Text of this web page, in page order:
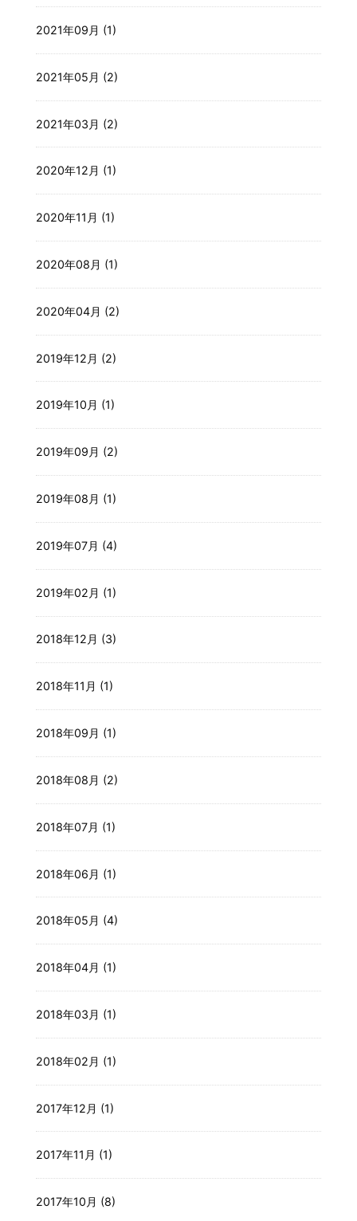
2021年09月 (1)
2021年05月 (2)
2021年03月 (2)
2020年12月 (1)
2020年11月 (1)
2020年08月 (1)
2020年04月 (2)
2019年12月 (2)
2019年10月 (1)
2019年09月 (2)
2019年08月 (1)
2019年07月 (4)
2019年02月 (1)
2018年12月 (3)
2018年11月 (1)
2018年09月 (1)
2018年08月 (2)
2018年07月 (1)
2018年06月 (1)
2018年05月 (4)
2018年04月 (1)
2018年03月 (1)
2018年02月 (1)
2017年12月 (1)
2017年11月 (1)
2017年10月 (8)